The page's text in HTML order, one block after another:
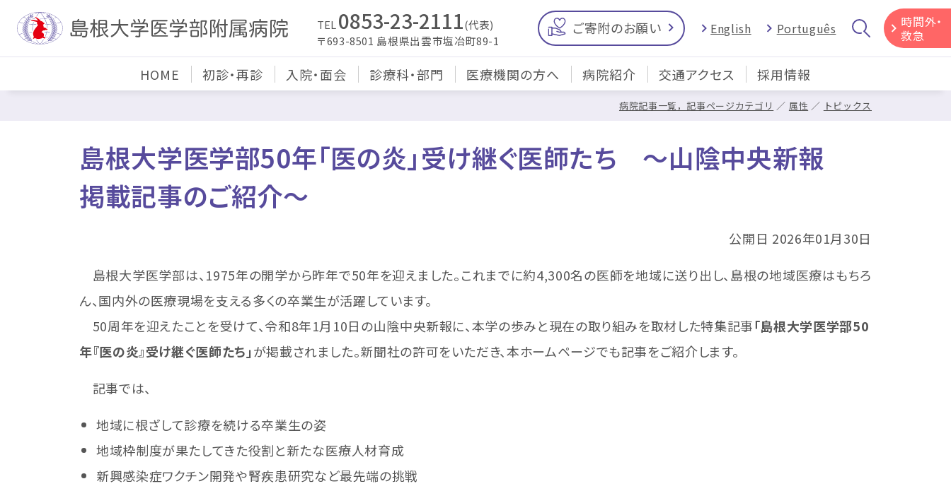
TEL 0853-23-2111(代表)
〒693-8501 島根県出雲市塩冶町89-1
ご寄附のお願い English Português
時間外・
救急
HOME 初診・再診 入院・面会 診療科・部門 医療機関の方へ 病院紹介 交通アクセス 採用情報
病院記事一覧，記事ページカテゴリ 属性 トピックス
島根大学医学部50年「医の炎」受け継ぐ医師たち ～山陰中央新報
掲載記事のご紹介～
公開日 2026年01月30日
島根大学医学部は、1975年の開学から昨年で50年を迎えました。これまでに約4,300名の医師を地域に送り出し、島根の地域医療はもちろ
ん、国内外の医療現場を支える多くの卒業生が活躍しています。
50周年を迎えたことを受けて、令和8年1月10日の山陰中央新報に、本学の歩みと現在の取り組みを取材した特集記事「島根大学医学部50
年『医の炎』受け継ぐ医師たち」が掲載されました。新聞社の許可をいただき、本ホームページでも記事をご紹介します。
記事では、
地域に根ざして診療を続ける卒業生の姿
地域枠制度が果たしてきた役割と新たな医療人材育成
新興感染症ワクチン開発や腎疾患研究など最先端の挑戦